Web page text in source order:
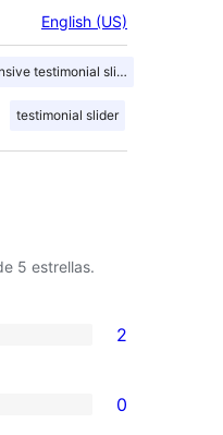
English (US)
testimonial slider
testimonial slider
5 estrellas.
2
0